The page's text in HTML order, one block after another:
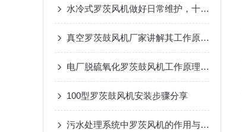
水冷式罗茨风机做好日常维护，十分重要
真空罗茨鼓风机厂家讲解其工作原理及作用特点、结构图
电厂脱硫氧化罗茨鼓风机工作原理（详细介绍）
100型罗茨鼓风机安装步骤分享
污水处理系统中罗茨风机的作用与工作原理